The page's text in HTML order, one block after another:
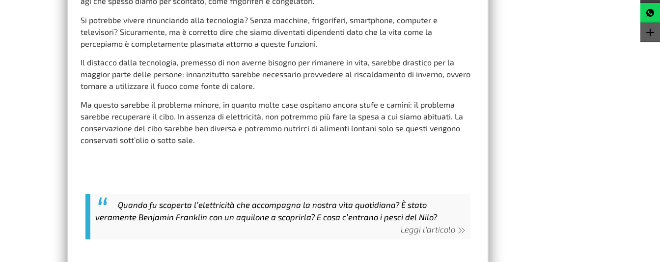
Si potrebbe vivere rinunciando alla tecnologia? Senza macchine, frigoriferi, smartphone, computer e
televisori? Sicuramente, ma è corretto dire che siamo diventati dipendenti dato che la vita come la
percepiamo è completamente plasmata attorno a queste funzioni.
Il distacco dalla tecnologia, premesso di non averne bisogno per rimanere in vita, sarebbe drastico per la
maggior parte delle persone: innanzitutto sarebbe necessario provvedere al riscaldamento di inverno, ovvero
tornare a utilizzare il fuoco come fonte di calore.
Ma questo sarebbe il problema minore, in quanto molte case ospitano ancora stufe e camini: il problema
sarebbe recuperare il cibo. In assenza di elettricità, non potremmo più fare la spesa a cui siamo abituati. La
conservazione del cibo sarebbe ben diversa e potremmo nutrirci di alimenti lontani solo se questi vengono
conservati sott’olio o sotto sale.
Quando fu scoperta l’elettricità che accompagna la nostra vita quotidiana? È stato
veramente Benjamin Franklin con un aquilone a scoprirla? E cosa c’entrano i pesci del Nilo?
Leggi l'articolo